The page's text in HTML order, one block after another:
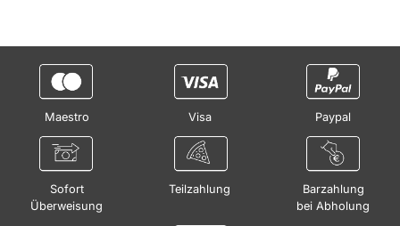
Maestro Visa Paypal
Sofort
Überweisung
Teilzahlung
Barzahlung
bei Abholung